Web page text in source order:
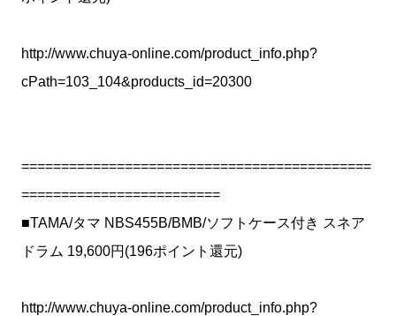
http://www.chuya-online.com/product_info.php?
cPath=103_104&products_id=20300
============================================
=========================
■TAMA/タマ NBS455B/BMB/ソフトケース付き スネア
ドラム 19,600円(196ポイント還元)
http://www.chuya-online.com/product_info.php?